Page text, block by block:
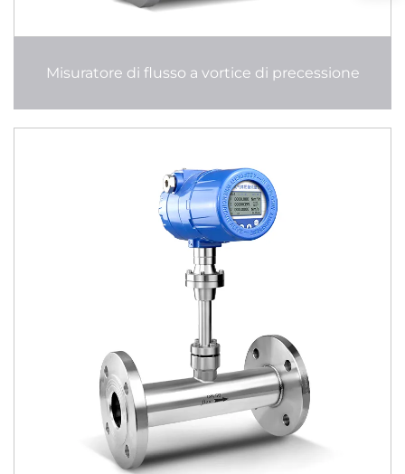
Misuratore di flusso a vortice di precessione